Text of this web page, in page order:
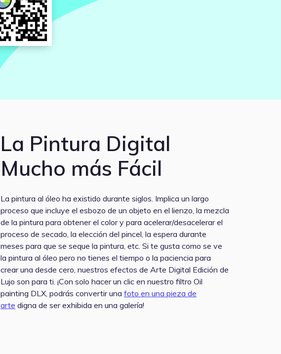
La Pintura Digital
Mucho más Fácil
La pintura al óleo ha existido durante siglos. Implica un largo
proceso que incluye el esbozo de un objeto en el lienzo, la mezcla
de la pintura para obtener el color y para acelerar/desacelerar el
proceso de secado, la elección del pincel, la espera durante
meses para que se seque la pintura, etc. Si te gusta como se ve
la pintura al óleo pero no tienes el tiempo o la paciencia para
crear una desde cero, nuestros efectos de Arte Digital Edición de
Lujo son para ti. ¡Con solo hacer un clic en nuestro filtro Oil
painting DLX, podrás convertir una foto en una pieza de
arte digna de ser exhibida en una galería!